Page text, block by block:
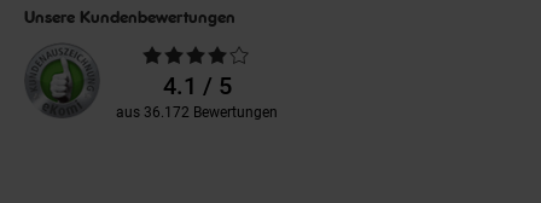
Unsere Kundenbewertungen
Durchschnittliche
Bewertungen4.1 / 5
aus 36.172 Bewertungen